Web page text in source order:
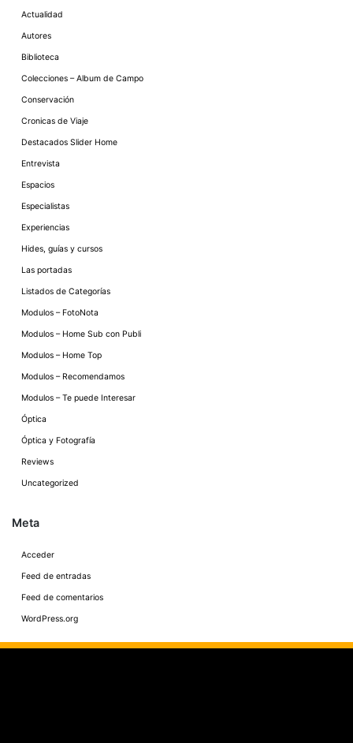
Actualidad
Autores
Biblioteca
Colecciones – Album de Campo
Conservación
Cronicas de Viaje
Destacados Slider Home
Entrevista
Espacios
Especialistas
Experiencias
Hides, guías y cursos
Las portadas
Listados de Categorías
Modulos – FotoNota
Modulos – Home Sub con Publi
Modulos – Home Top
Modulos – Recomendamos
Modulos – Te puede Interesar
Óptica
Óptica y Fotografía
Reviews
Uncategorized
Meta
Acceder
Feed de entradas
Feed de comentarios
WordPress.org